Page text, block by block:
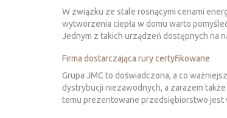
W związku ze stale rosnącymi cenami
wytworzenia ciepła w domu warto
Jednym z takich urządzeń dostępnych na
Firma dostarczająca rury certyfikowane
Grupa JMC to doświadczona, a co
dystrybucji niezawodnych, a zarazem
temu prezentowane przedsiębiorstwo jest